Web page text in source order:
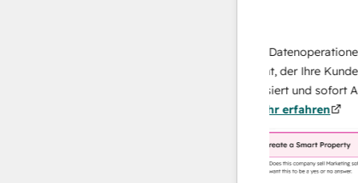
Skalieren Sie Ihrer Datenoperationen
KI-gestützten Agent, der Ihre Kunden
recherchiert, analysiert und sofort
Mehr erfahren